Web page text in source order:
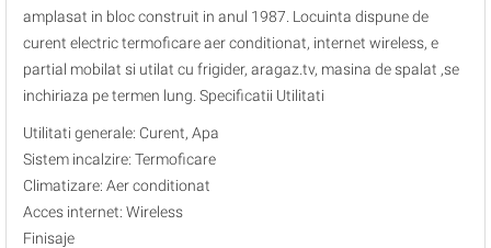
amplasat in bloc construit in anul 1987. Locuinta dispune de
curent electric termoficare aer conditionat, internet wireless, e
partial mobilat si utilat cu frigider, aragaz.tv, masina de spalat ,se
inchiriaza pe termen lung. Specificatii Utilitati
Utilitati generale: Curent, Apa
Sistem incalzire: Termoficare
Climatizare: Aer conditionat
Acces internet: Wireless
Finisaje